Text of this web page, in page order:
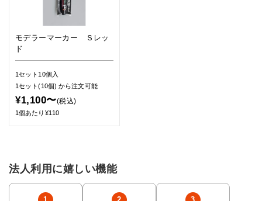
モデラーマーカー Ｓレッ
ド
1セット10個入
1セット(10個)から注文可能
¥1,100〜(税込)
1個あたり¥110
法人利用に嬉しい機能